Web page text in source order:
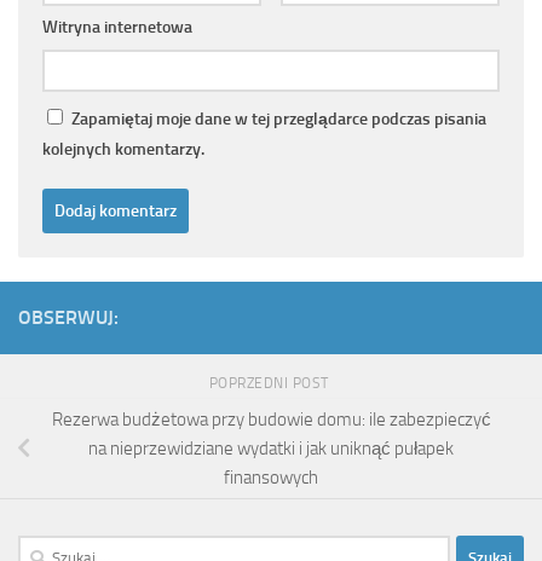
Witryna internetowa
Zapamiętaj moje dane w tej przeglądarce podczas pisania
kolejnych komentarzy.
OBSERWUJ:
POPRZEDNI POST
Rezerwa budżetowa przy budowie domu: ile zabezpieczyć
na nieprzewidziane wydatki i jak uniknąć pułapek
finansowych
Szukaj: